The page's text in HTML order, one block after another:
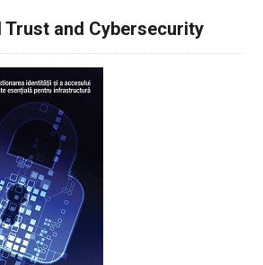
Trust and Cybersecurity